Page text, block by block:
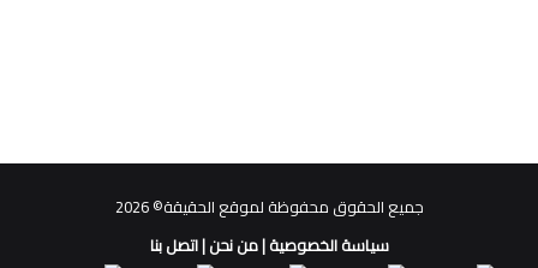
جميع الحقوق محفوظة لموقع الحقيقة© 2026
سياسة الخصوصية|من نحن|اتصل بنا